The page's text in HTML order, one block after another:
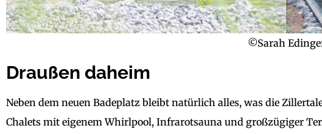
©Sarah
Draußen daheim
Neben dem neuen Badeplatz bleibt natürlich alles, was die
Chalets mit eigenem Whirlpool, Infrarotsauna und großzügiger